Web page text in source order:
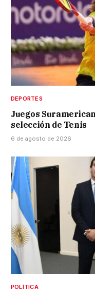
DEPORTES
Juegos
selección de Tenis
6 de agosto de 2026
POLÍTICA